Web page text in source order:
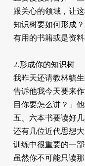
跟关心的领域，让
知识树要如何形成
有用的书籍或是资料
2.形成你的知识树
我昨天还请教林毓
告诉他我今天要来
目你要怎么讲？」
五、六本书要读好
还有几位近代思想
训练中很重要的一
虽然你不可能只读